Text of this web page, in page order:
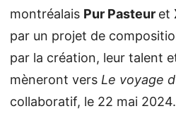
montréalais Pur Pasteur et
par un projet de
par la création, leur talent
mèneront vers Le voyage
collaboratif, le 22 mai 2024.